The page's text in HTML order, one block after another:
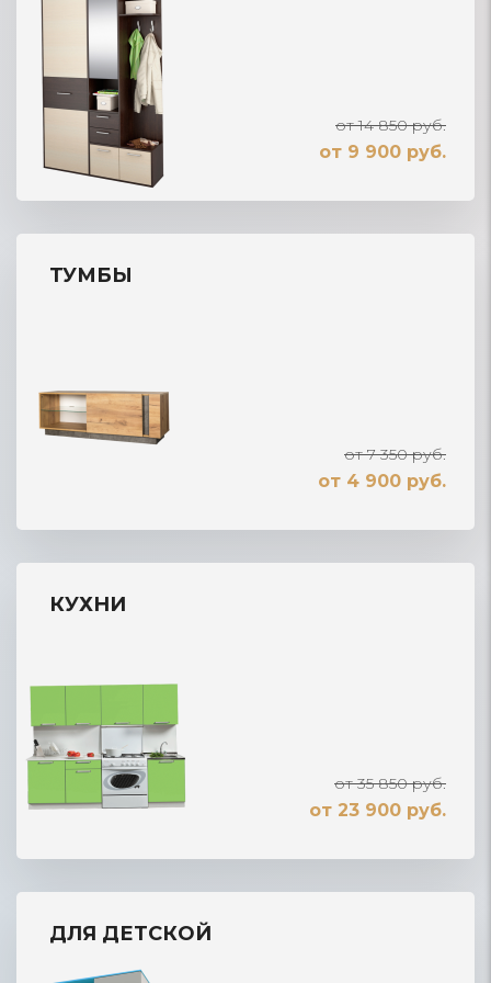
от 14 850 руб.
от 9 900 руб.
ТУМБЫ
от 7 350 руб.
от 4 900 руб.
КУХНИ
от 35 850 руб.
от 23 900 руб.
ДЛЯ ДЕТСКОЙ